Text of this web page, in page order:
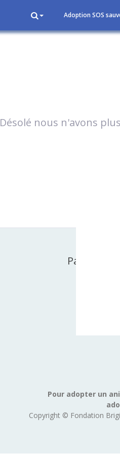
Adoption SOS
Désolé nous n'avons
Partager
Pour adopter un
Copyright © Fondation